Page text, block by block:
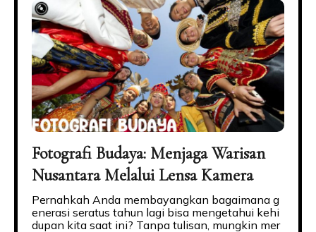
Fotografi Budaya: Menjaga Warisan
Nusantara Melalui Lensa Kamera
Pernahkah Anda membayangkan bagaimana g
enerasi seratus tahun lagi bisa mengetahui kehi
dupan kita saat ini? Tanpa tulisan, mungkin mer